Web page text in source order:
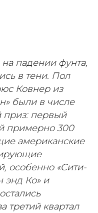
падении фунта,
в тени. Пол
Ковнер из
были в числе
приз: первый
примерно 300
американские
особенно «Сити-
энд Ко» и
третий квартал